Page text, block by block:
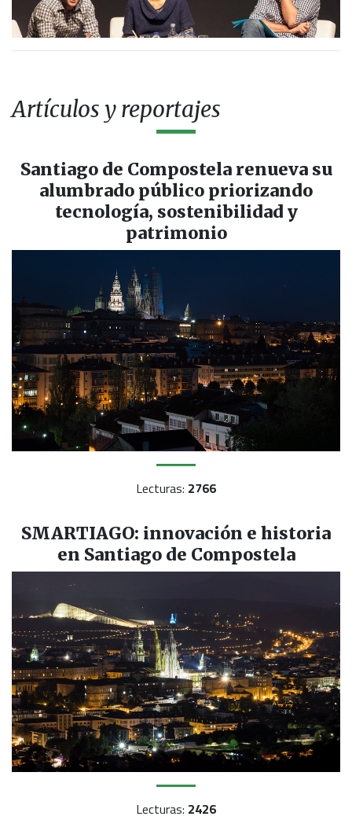
Artículos y reportajes
Santiago de Compostela renueva su
alumbrado público priorizando
tecnología, sostenibilidad y
patrimonio
Lecturas: 2766
SMARTIAGO: innovación e historia
en Santiago de Compostela
Lecturas: 2426